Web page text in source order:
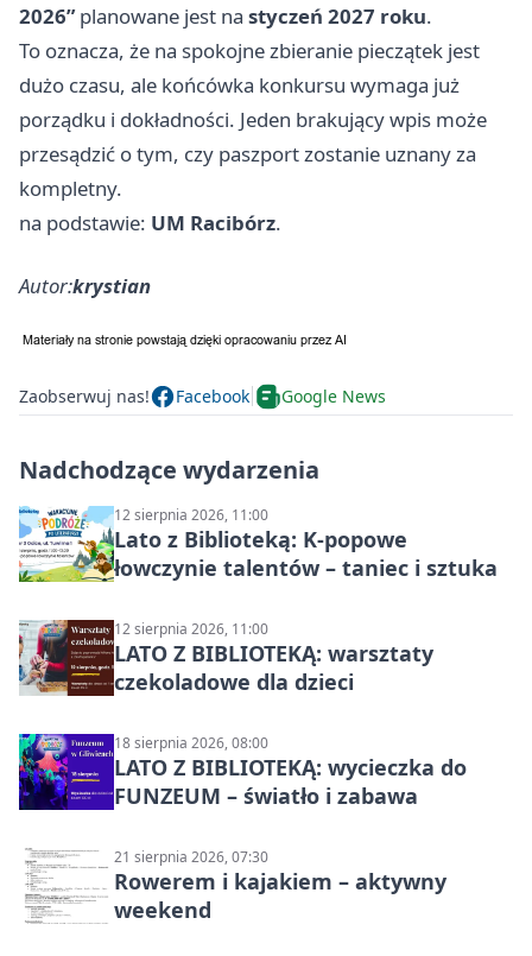
2026”planowane jest na styczeń 2027 roku.
To oznacza, że na spokojne zbieranie pieczątek jest
dużo czasu, ale końcówka konkursu wymaga już
porządku i dokładności. Jeden brakujący wpis może
przesądzić o tym, czy paszport zostanie uznany za
kompletny.
na podstawie: UM Racibórz.
Autor:krystian
Zaobserwuj nas! Facebook Google News
Nadchodzące wydarzenia
12 sierpnia 2026, 11:00
Lato z Biblioteką: K-popowe
łowczynie talentów – taniec i sztuka
12 sierpnia 2026, 11:00
LATO Z BIBLIOTEKĄ: warsztaty
czekoladowe dla dzieci
18 sierpnia 2026, 08:00
LATO Z BIBLIOTEKĄ: wycieczka do
FUNZEUM – światło i zabawa
21 sierpnia 2026, 07:30
Rowerem i kajakiem – aktywny
weekend